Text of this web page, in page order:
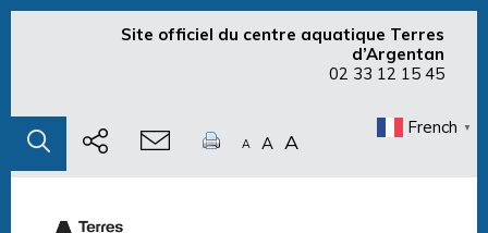
Site officiel du centre aquatique Terres
d’Argentan
02 33 12 15 45
A A A
French ▼